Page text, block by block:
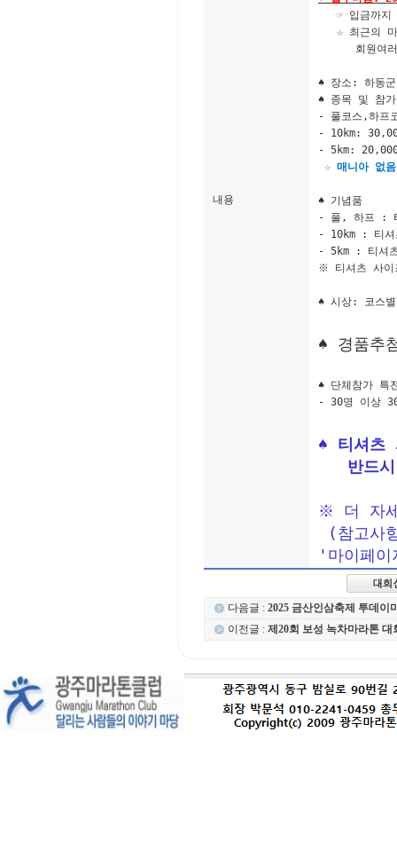
내용
☞ 입금까지
☆ 최근의 마
회원여러분
♠ 장소: 하동군
♠ 종목 및 참가
- 풀코스,하프
- 10km:
- 5km:
☆ 매니아 없
♠ 기념품
- 풀, 하프 : 티
- 10km : 티셔
- 5km : 티셔
※ 티셔츠 사
♠ 시상: 코스
♠ 경품추
♠ 단체참가 특
- 30명 이상
♠ 티셔츠
반
※ 더 자세
(참고사
'마이페
다음글 : 2025 금산인삼축제 투데이
이전글 : 제20회 보성 녹차마라톤 대